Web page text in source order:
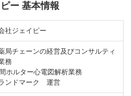
ー 基本情報
社ジェイピー
局チェーンの経営及びコンサルティ
務
ホルター心電図解析業務
ンドマーク 運営